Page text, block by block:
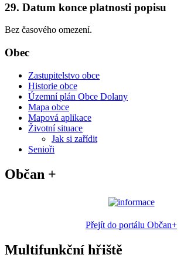
29. Datum konce platnosti popisu
Bez časového omezení.
Obec
Zastupitelstvo obce
Historie obce
Územní plán Obce Dolany
Mapa obce
Mapová aplikace
Životní situace
Jak si zařídit
Senioři
Občan +
Přejít do portálu Občan+
Multifunkční hřiště